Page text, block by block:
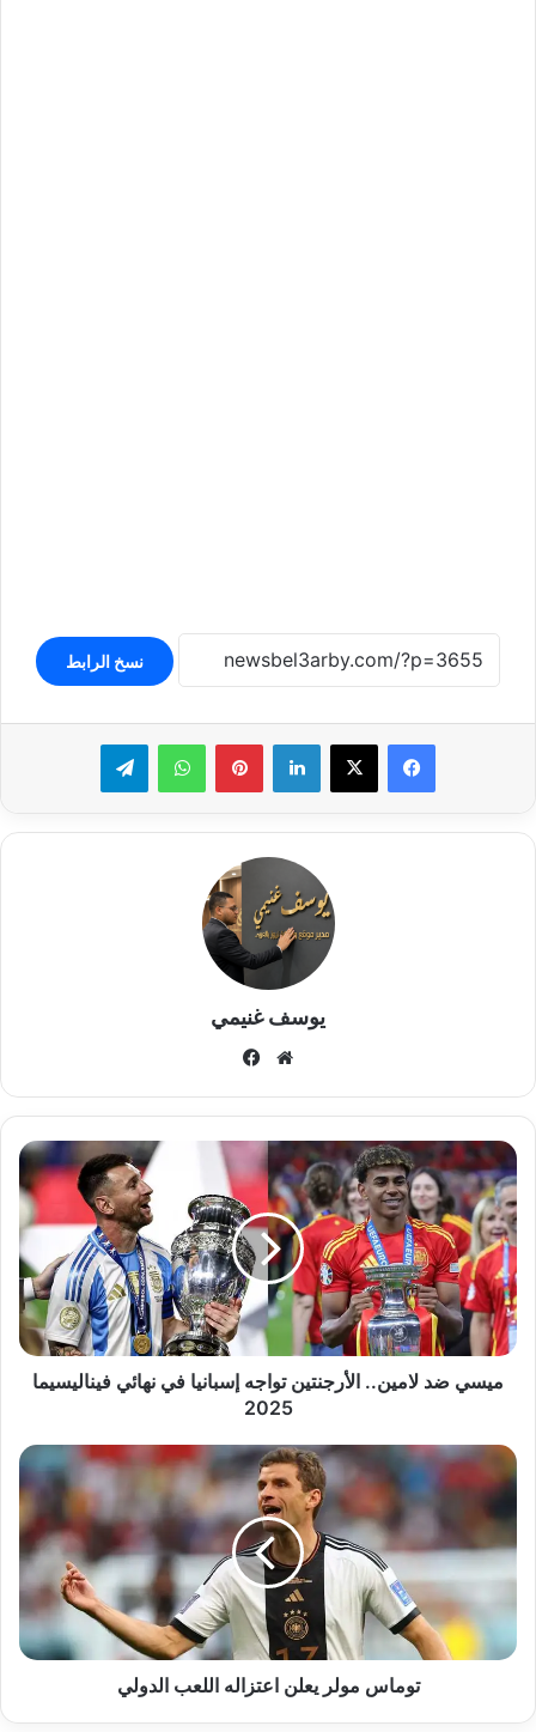
نسخ الرابط
لينكدإن بينتيريستواتساب تيلقرام
يوسف غنيمي
موقع
ميسي
ضد
لامين..
الأرجنتين
تواجه
إسبانيا
في
نهائي
فيناليسيما
2025
ميسي ضد لامين.. الأرجنتين تواجه إسبانيا في نهائي فيناليسيما
2025
توماس
مولر
اعتزاله
اللعب
الدولي
توماس مولر يعلن اعتزاله اللعب الدولي